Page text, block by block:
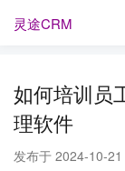
灵途CRM
如何培训员
理软件
发布于 2024-10-